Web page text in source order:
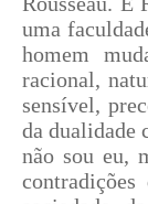
uma
homem
racional,
sensível,
da dualidade
não sou eu,